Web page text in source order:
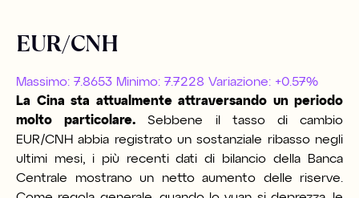
EUR/CNH
Massimo: 7.8653 Minimo: 7.7228 Variazione: +0.57%
La Cina sta attualmente attraversando un periodo
molto particolare. Sebbene il tasso di cambio
EUR/CNH abbia registrato un sostanziale ribasso negli
ultimi mesi, i più recenti dati di bilancio della Banca
Centrale mostrano un netto aumento delle riserve.